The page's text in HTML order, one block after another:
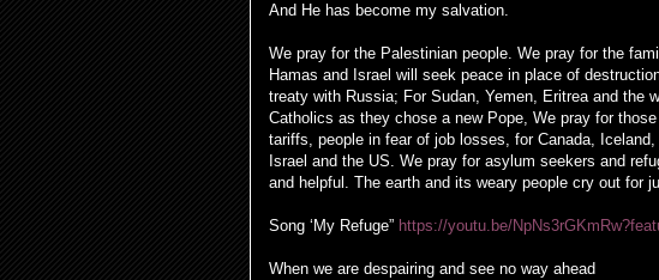
And He has become my salvation.
We pray for the Palestinian people. We pray for the
Hamas and Israel will seek peace in place of
treaty with Russia; For Sudan, Yemen, Eritrea and the
Catholics as they chose a new Pope, We pray for
tariffs, people in fear of job losses, for Canada,
Israel and the US. We pray for asylum seekers and
and helpful. The earth and its weary people cry out for
Song ‘My Refuge” https://youtu.be/
When we are despairing and see no way ahead